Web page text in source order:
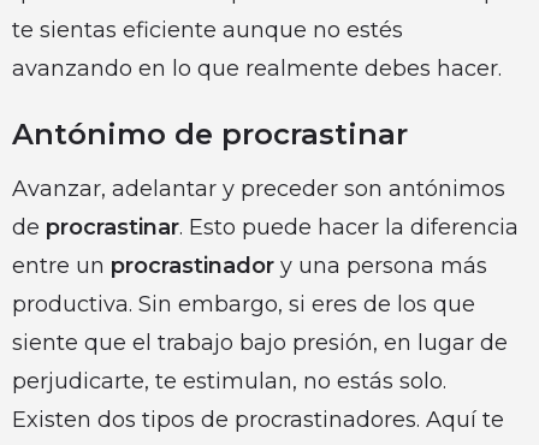
te sientas eficiente aunque no estés
avanzando en lo que realmente debes hacer.
Antónimo de procrastinar
Avanzar, adelantar y preceder son antónimos
de procrastinar. Esto puede hacer la diferencia
entre un procrastinador y una persona más
productiva. Sin embargo, si eres de los que
siente que el trabajo bajo presión, en lugar de
perjudicarte, te estimulan, no estás solo.
Existen dos tipos de procrastinadores. Aquí te